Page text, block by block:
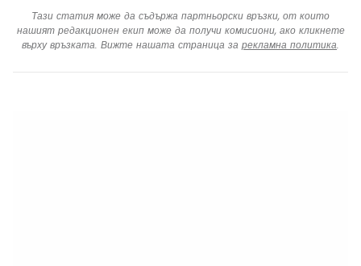
Тази статия може да съдържа партньорски връзки, от които
нашият редакционен екип може да получи комисиони, ако кликнете
върху връзката. Вижте нашата страница за рекламна политика.